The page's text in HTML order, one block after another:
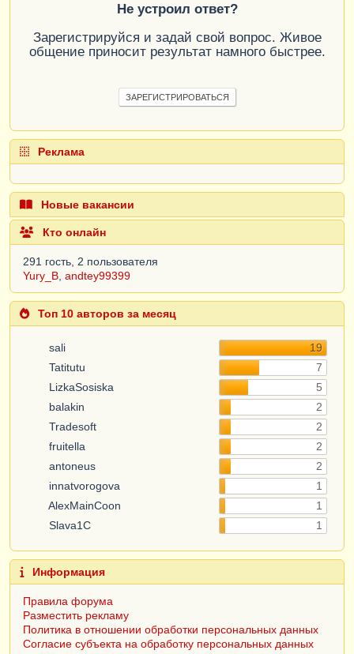
Не устроил ответ?
Зарегистрируйся и задай свой вопрос. Живое
общение приносит результат намного быстрее.
ЗАРЕГИСТРИРОВАТЬСЯ
Реклама
Новые вакансии
Кто онлайн
291 гость, 2 пользователя
Yury_B andtey99399
Топ 10 авторов за месяц
sali
19
Tatitutu
7
LizkaSosiska
5
balakin
2
Tradesoft
2
fruitella
2
antoneus
2
innatvorogova
1
AlexMainCoon
1
Slava1C
1
Информация
Правила форума
Разместить рекламу
Политика в отношении обработки персональных данных
Согласие субъекта на обработку персональных данных